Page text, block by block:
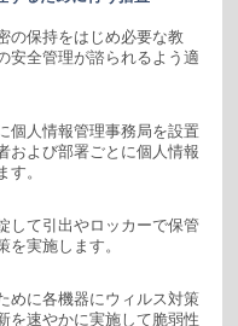
の保持をはじめ必要な教
安全管理が諮られるよう適
個人情報管理事務局を設置
および部署ごとに個人情報
す。
して引出やロッカーで保管
実施します。
めに各機器にウィルス対策
を速やかに実施して脆弱性